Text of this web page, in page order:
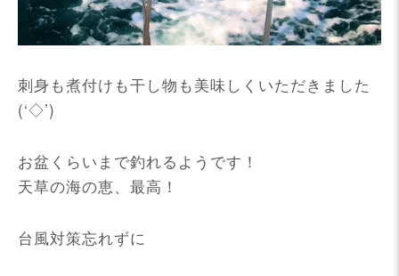
刺身も煮付けも干し物も美味しくいただきました
(‘◇’)ゞ
お盆くらいまで釣れるようです！
天草の海の恵、最高！
台風対策忘れずに